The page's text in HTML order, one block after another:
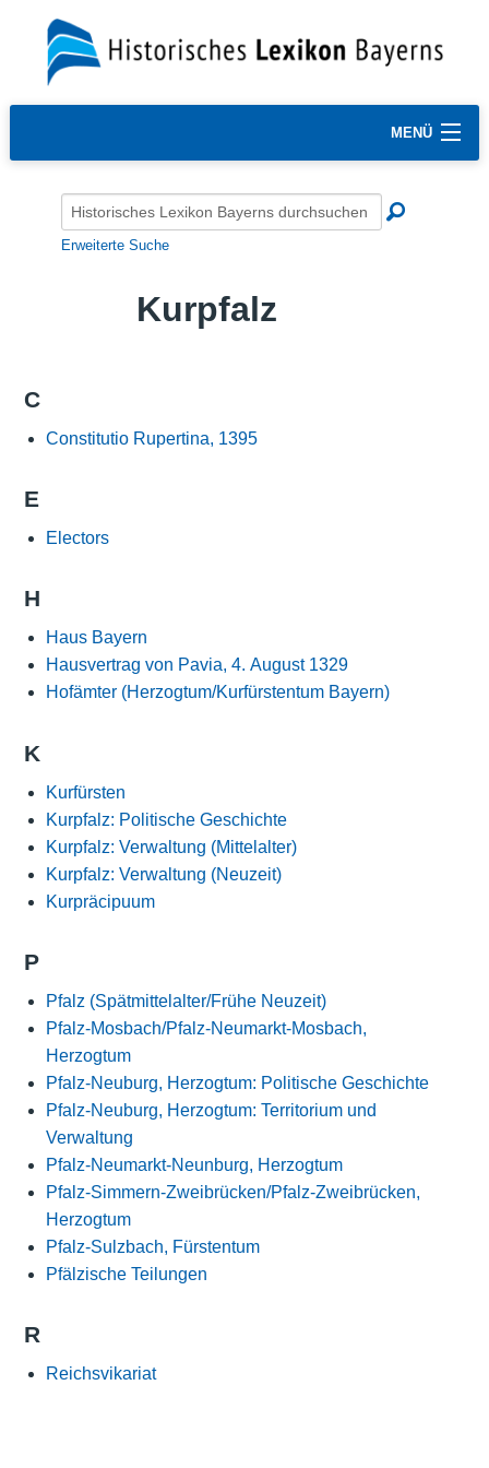
MENÜ
Erweiterte Suche
Kurpfalz
C
Constitutio Rupertina, 1395
E
Electors
H
Haus Bayern
Hausvertrag von Pavia, 4. August 1329
Hofämter (Herzogtum/Kurfürstentum Bayern)
K
Kurfürsten
Kurpfalz: Politische Geschichte
Kurpfalz: Verwaltung (Mittelalter)
Kurpfalz: Verwaltung (Neuzeit)
Kurpräcipuum
P
Pfalz (Spätmittelalter/Frühe Neuzeit)
Pfalz-Mosbach/Pfalz-Neumarkt-Mosbach,
Herzogtum
Pfalz-Neuburg, Herzogtum: Politische Geschichte
Pfalz-Neuburg, Herzogtum: Territorium und
Verwaltung
Pfalz-Neumarkt-Neunburg, Herzogtum
Pfalz-Simmern-Zweibrücken/Pfalz-Zweibrücken,
Herzogtum
Pfalz-Sulzbach, Fürstentum
Pfälzische Teilungen
R
Reichsvikariat